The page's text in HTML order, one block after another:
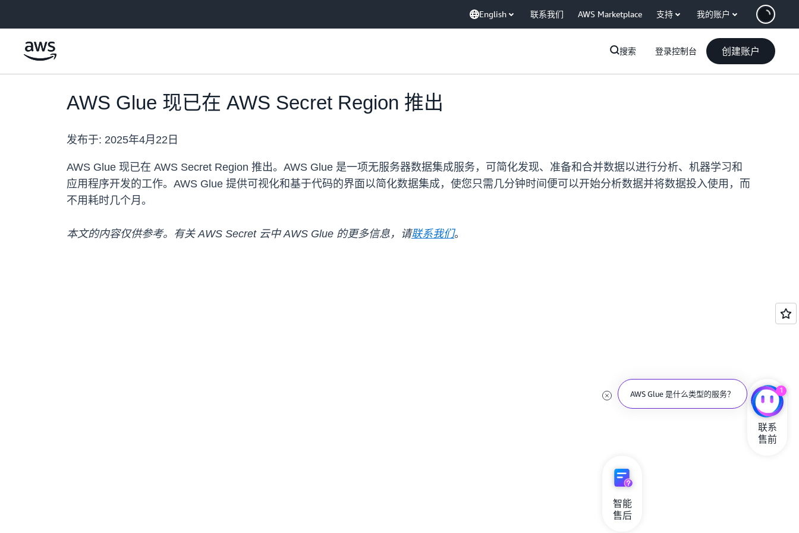
English 联系我们 AWS Marketplace 支持 我的账户
搜索 登录控制台 创建账户
AWS Glue 现已在 AWS Secret Region 推出
发布于: 2025年4月22日
AWS Glue 现已在 AWS Secret Region 推出。AWS Glue 是一项无服务器数据集成服务，可简化发现、准备和合并数据以进行分析、机器学习和
应用程序开发的工作。AWS Glue 提供可视化和基于代码的界面以简化数据集成，使您只需几分钟时间便可以开始分析数据并将数据投入使用，而
不用耗时几个月。
本文的内容仅供参考。有关 AWS Secret 云中 AWS Glue 的更多信息，请联系我们。
AWS Glue 是什么类型的服务？ 1
联系
售前
智能
售后